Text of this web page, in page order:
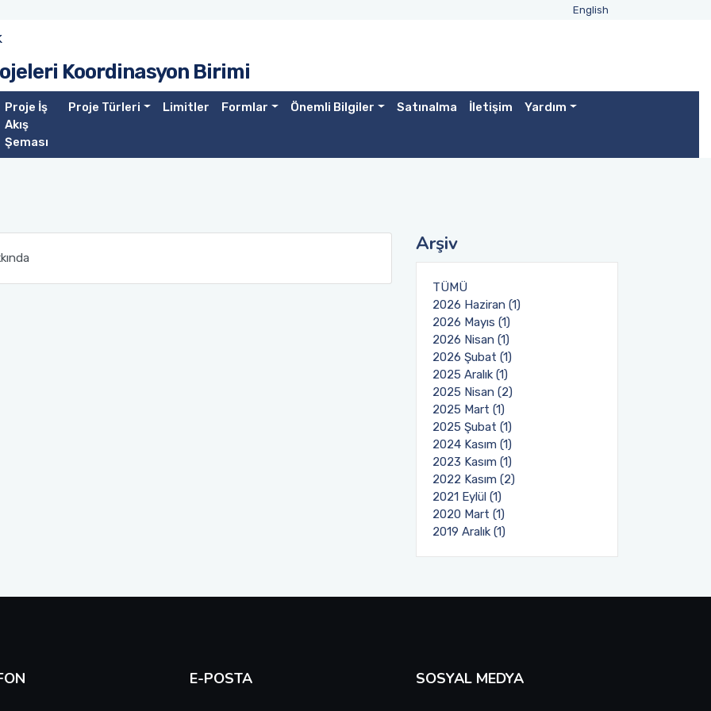
English
Koordinasyon Birimi
Proje İş
Akış
Şeması
Proje Türleri Limitler Formlar Önemli Bilgiler Satınalma İletişim Yardım
Arşiv
TÜMÜ
2026 Haziran (1)
2026 Mayıs (1)
2026 Nisan (1)
2026 Şubat (1)
2025 Aralık (1)
2025 Nisan (2)
2025 Mart (1)
2025 Şubat (1)
2024 Kasım (1)
2023 Kasım (1)
2022 Kasım (2)
2021 Eylül (1)
2020 Mart (1)
2019 Aralık (1)
E-POSTA SOSYAL MEDYA